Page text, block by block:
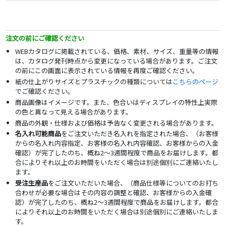
注文の前にご確認ください
WEBカタログに掲載されている、価格、素材、サイズ、重量等の情報
は、カタログ発刊時点から変更になっている場合があります。ご注文
の前にこの画面に表示されている情報を再度ご確認ください。
紙の仕上がりサイズとプラスチックの種類についてはこちらのページ
でご確認ください。
商品画像はイメージです。また、色合いはディスプレイの特性上実際
の色と異なって見える場合があります。
商品の外観・仕様および価格は予告なく変更される場合があります。
名入れ可能商品をご注文いただき名入れを指定された場合、（お客様
からの名入れ内容指定、お客様の名入れ内容確認、お客様からの入金
確認）が完了したのち、概ね2～3週間程度で商品をお届けします。都
合によりそれ以上のお時間をいただく場合は別途個別にご連絡いたし
ます。
受注生産品をご注文いただいた場合、（商品仕様等についてのお打ち
合わせが必要な場合はその内容の調整と確認、お客様からの入金確
認）が完了したのち、概ね2～3週間程度で商品をお届けします。都合
によりそれ以上のお時間をいただく場合は別途個別にご連絡いたしま
す。